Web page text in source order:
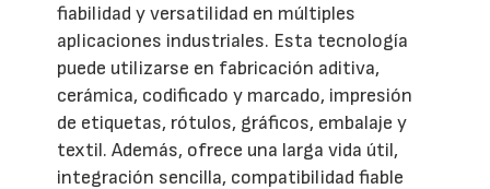
fiabilidad y versatilidad en múltiples
aplicaciones industriales. Esta tecnología
puede utilizarse en fabricación aditiva,
cerámica, codificado y marcado, impresión
de etiquetas, rótulos, gráficos, embalaje y
textil. Además, ofrece una larga vida útil,
integración sencilla, compatibilidad fiable